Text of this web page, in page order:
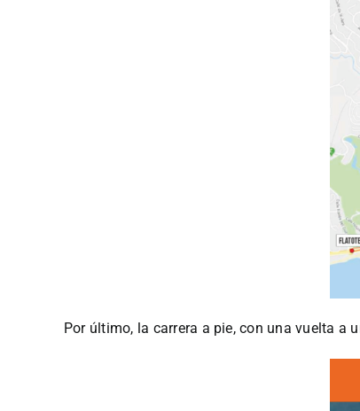
Por último, la carrera a pie, con una vuelta a